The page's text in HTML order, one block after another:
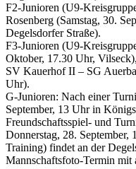
F2-Junioren (U9-
Rosenberg (Samstag, 30.
Degelsdorfer Straße).
F3-Junioren (U9-
Oktober, 17.30 Uhr, Vilseck),
SV Kauerhof II – SG
Uhr).
G-Junioren: Nach einer
September, 13 Uhr in
Freundschaftsspiel- und
Donnerstag, 28.
Training) findet an der
Mannschaftsfoto-Termin